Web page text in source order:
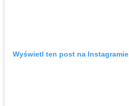
Wyświetl ten post na Instagramie